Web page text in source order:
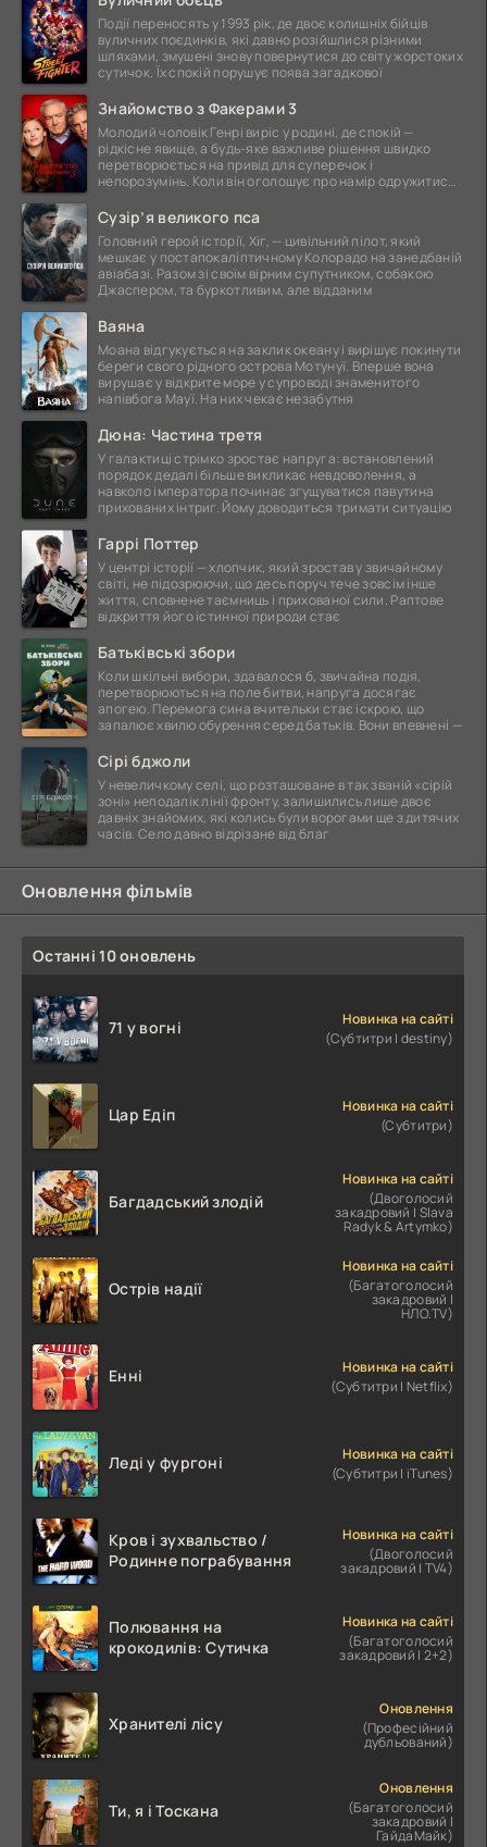
Події переносять у 1993 рік, де двоє колишніх бійців
вуличних поєдинків, які давно розійшлися різними
шляхами, змушені знову повернутися до світу жорстоких
сутичок. Їх спокій порушує поява загадкової
Знайомство з Факерами 3
Молодий чоловік Генрі виріс у родині, де спокій —
рідкісне явище, а будь-яке важливе рішення швидко
перетворюється на привід для суперечок і
непорозумінь. Коли він оголошує про намір одружитися,
Сузір’я великого пса
Головний герой історії, Хіг, — цивільний пілот, який
мешкає у постапокаліптичному Колорадо на занедбаній
авіабазі. Разом зі своїм вірним супутником, собакою
Джаспером, та буркотливим, але відданим
Ваяна
Моана відгукується на заклик океану і вирішує покинути
береги свого рідного острова Мотунуї. Вперше вона
вирушає у відкрите море у супроводі знаменитого
напівбога Мауї. На них чекає незабутня
Дюна: Частина третя
У галактиці стрімко зростає напруга: встановлений
порядок дедалі більше викликає невдоволення, а
навколо імператора починає згущуватися павутина
прихованих інтриг. Йому доводиться тримати ситуацію
Гаррі Поттер
У центрі історії — хлопчик, який зростав у звичайному
світі, не підозрюючи, що десь поруч тече зовсім інше
життя, сповнене таємниць і прихованої сили. Раптове
відкриття його істинної природи стає
Батьківські збори
Коли шкільні вибори, здавалося б, звичайна подія,
перетворюються на поле битви, напруга досягає
апогею. Перемога сина вчительки стає іскрою, що
запалює хвилю обурення серед батьків. Вони впевнені —
Сірі бджоли
У невеличкому селі, що розташоване в так званій «сірій
зоні» неподалік лінії фронту, залишились лише двоє
давніх знайомих, які колись були ворогами ще з дитячих
часів. Село давно відрізане від благ
Оновлення фільмів
Останні 10 оновлень
71 у вогні
Новинка на сайті
(Субтитри | destiny)
Цар Едіп
Новинка на сайті
(Субтитри)
Багдадський злодій
Новинка на сайті
(Двоголосий
закадровий | Slava
Radyk & Artymko)
Острів надії
Новинка на сайті
(Багатоголосий
закадровий |
НЛО.TV)
Енні
Новинка на сайті
(Субтитри | Netflix)
Леді у фургоні
Новинка на сайті
(Субтитри | iTunes)
Кров і зухвальство /
Родинне пограбування
Новинка на сайті
(Двоголосий
закадровий | TV4)
Полювання на
крокодилів: Сутичка
Новинка на сайті
(Багатоголосий
закадровий | 2+2)
Хранителі лісу
Оновлення
(Професійний
дубльований)
Ти, я і Тоскана
Оновлення
(Багатоголосий
закадровий |
ГайдаМайк)